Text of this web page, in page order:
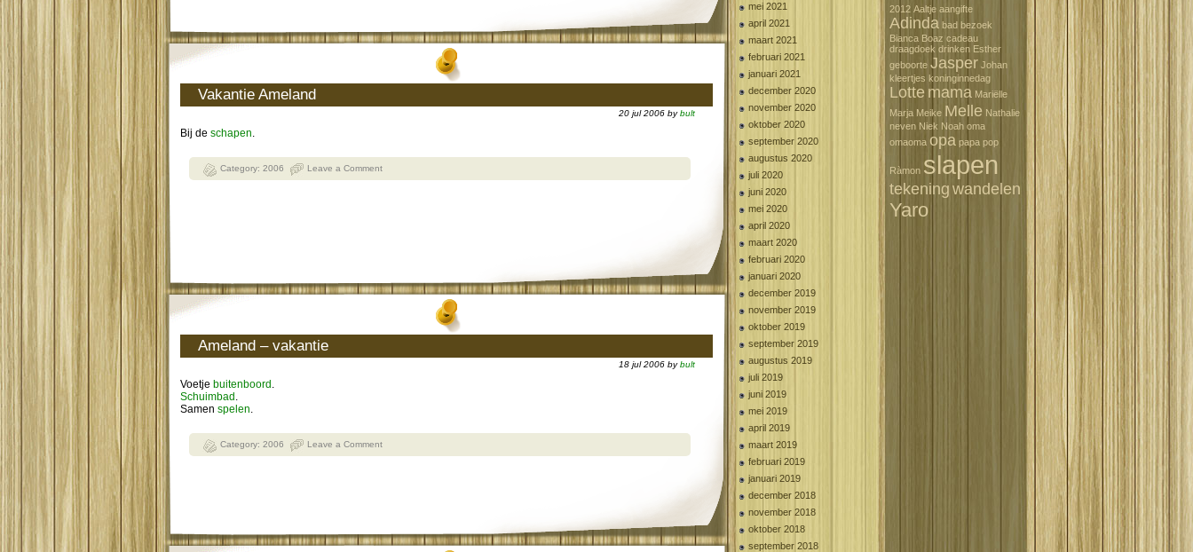
Vakantie Ameland
20 jul 2006 bybult
Bij de schapen.
Category: 2006 Leave a Comment
Ameland – vakantie
18 jul 2006 bybult
Voetje buitenboord .
Schuimbad .
Samen spelen.
Category: 2006 Leave a Comment
mei 2021
april 2021
maart 2021
februari 2021
januari 2021
december 2020
november 2020
oktober 2020
september 2020
augustus 2020
juli 2020
juni 2020
mei 2020
april 2020
maart 2020
februari 2020
januari 2020
december 2019
november 2019
oktober 2019
september 2019
augustus 2019
juli 2019
juni 2019
mei 2019
april 2019
maart 2019
februari 2019
januari 2019
december 2018
november 2018
oktober 2018
september 2018
2012 Aaltje aangifte
Adinda bad bezoek
Bianca Boaz cadeau
draagdoek drinken Esther
geboorte Jasper Johan
kleertjes koninginnedag
Lotte mama Mariëlle
Marja Meike Melle Nathalie
neven Niek Noah oma
omaoma opa papa pop
Ràmon slapen
tekening wandelen
Yaro